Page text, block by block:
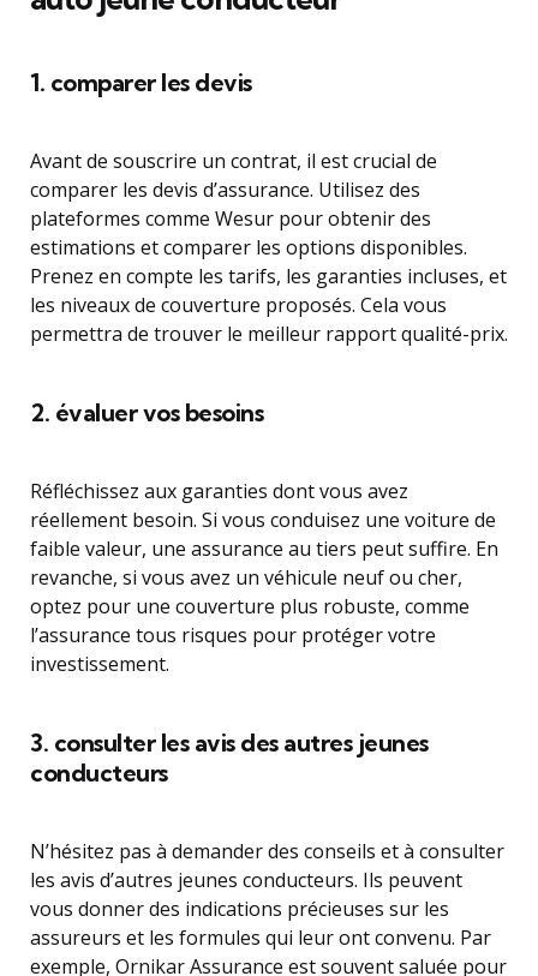
1. comparer les devis
Avant de souscrire un contrat, il est crucial de
comparer les devis d’assurance. Utilisez des
plateformes comme Wesur pour obtenir des
estimations et comparer les options disponibles.
Prenez en compte les tarifs, les garanties incluses, et
les niveaux de couverture proposés. Cela vous
permettra de trouver le meilleur rapport qualité-prix.
2. évaluer vos besoins
Réfléchissez aux garanties dont vous avez
réellement besoin. Si vous conduisez une voiture de
faible valeur, une assurance au tiers peut suffire. En
revanche, si vous avez un véhicule neuf ou cher,
optez pour une couverture plus robuste, comme
l’assurance tous risques pour protéger votre
investissement.
3. consulter les avis des autres jeunes
conducteurs
N’hésitez pas à demander des conseils et à consulter
les avis d’autres jeunes conducteurs. Ils peuvent
vous donner des indications précieuses sur les
assureurs et les formules qui leur ont convenu. Par
exemple, Ornikar Assurance est souvent saluée pour